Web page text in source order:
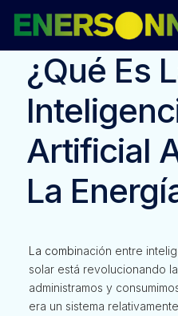
¿Qué Es
Artificial
La
La combinación entre
solar está revolucionando
administramos y
era un sistema